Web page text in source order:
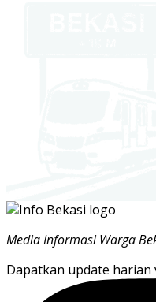
Media Informasi Warga
Dapatkan update harian